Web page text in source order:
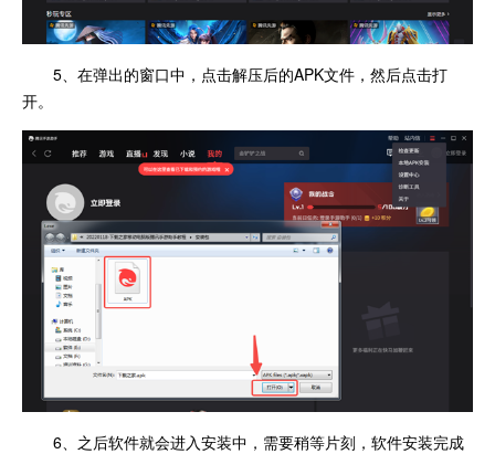
5、在弹出的窗口中，点击解压后的APK文件，然后点击打
开。
6、之后软件就会进入安装中，需要稍等片刻，软件安装完成